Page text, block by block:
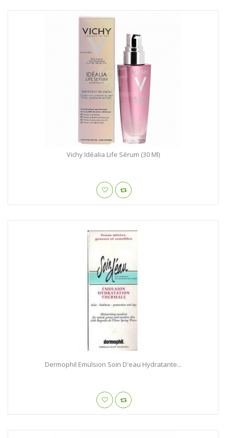
Vichy Idéalia Life Sérum (30 Ml)
Dermophil Emulsion Soin D'eau Hydratante...